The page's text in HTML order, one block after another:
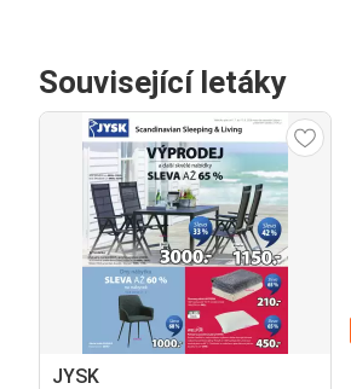
Související letáky
JYSK